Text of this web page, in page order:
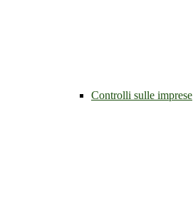
Controlli sulle imprese